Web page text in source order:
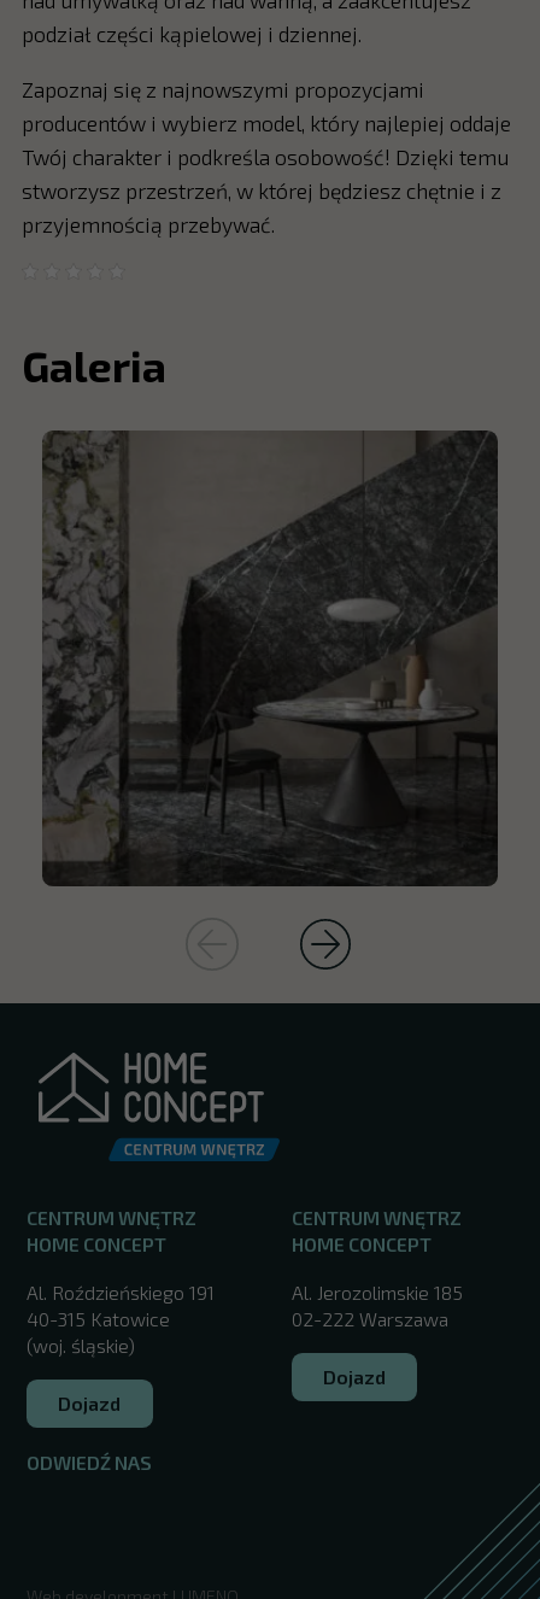
podział części kąpielowej i dziennej.
Zapoznaj się z najnowszymi propozycjami
producentów i wybierz model, który najlepiej oddaje
Twój charakter i podkreśla osobowość! Dzięki temu
stworzysz przestrzeń, w której będziesz chętnie i z
przyjemnością przebywać.
Galeria
CENTRUM WNĘTRZ
HOME CONCEPT
Al. Roździeńskiego 191
40-315 Katowice
(woj. śląskie)
Dojazd
ODWIEDŹ NAS
CENTRUM WNĘTRZ
HOME CONCEPT
Al. Jerozolimskie 185
02-222 Warszawa
Dojazd